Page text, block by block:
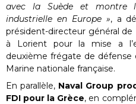
avec la Suède et montre
industrielle en Europe », a
président-directeur général
à Lorient pour la mise a
deuxième frégate de défense
Marine nationale française.
En parallèle, Naval Group
FDI pour la Grèce, en